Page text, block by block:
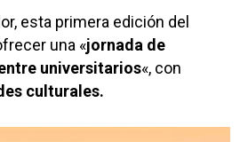
esta primera edición del
una «jornada de
universitarios«, con
culturales.